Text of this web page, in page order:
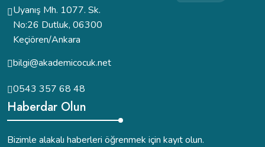
Uyanış Mh. 1077. Sk.
No:26 Dutluk, 06300
Keçiören/Ankara
bilgi@akademicocuk.net
0543 357 68 48
Haberdar Olun
Bizimle alakalı haberleri öğrenmek için kayıt olun.